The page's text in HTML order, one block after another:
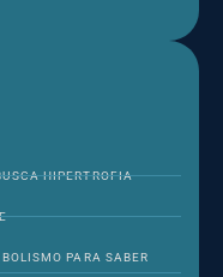
HIPERTROFIA
PARA SABER